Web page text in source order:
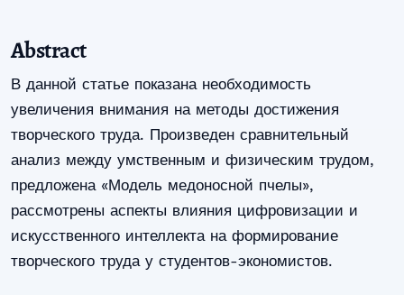
Abstract
В данной статье показана необходимость
увеличения внимания на методы достижения
творческого труда. Произведен сравнительный
анализ между умственным и физическим трудом,
предложена «Модель медоносной пчелы»,
рассмотрены аспекты влияния цифровизации и
искусственного интеллекта на формирование
творческого труда у студентов-экономистов.